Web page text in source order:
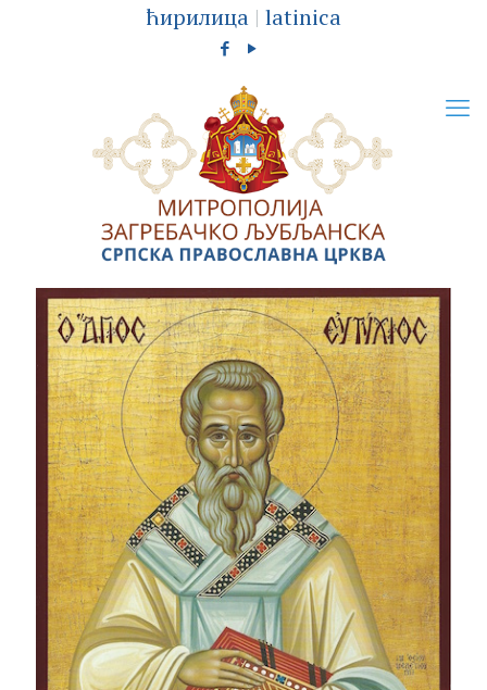
ћирилица | latinica